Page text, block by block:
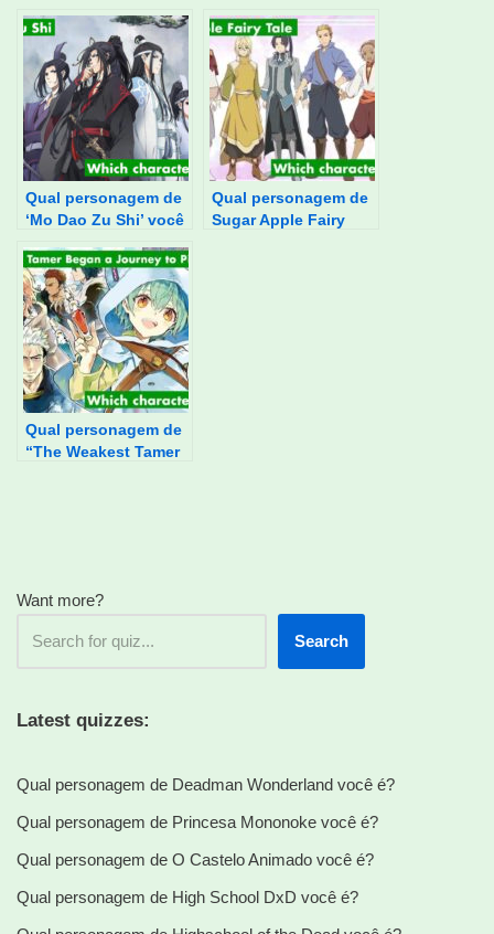
Qual personagem de
‘Mo Dao Zu Shi’ você
Qual personagem de
Sugar Apple Fairy
Qual personagem de
“The Weakest Tamer
Want more?
Search
Latest quizzes:
Qual personagem de Deadman Wonderland você é?
Qual personagem de Princesa Mononoke você é?
Qual personagem de O Castelo Animado você é?
Qual personagem de High School DxD você é?